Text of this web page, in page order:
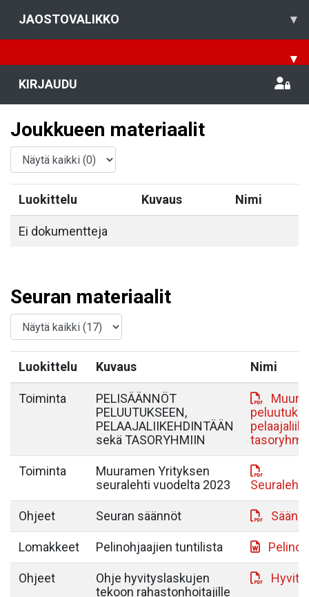
JAOSTOVALIKKO ▾
▾
KIRJAUDU
Joukkueen materiaalit
Luokittelu Kuvaus Nimi
Ei dokumentteja
Seuran materiaalit
Luokittelu Kuvaus Nimi
Toiminta
PELISÄÄNNÖT
PELUUTUKSEEN,
PELAAJALIIKEHDINTÄÄN
sekä TASORYHMIIN
Toiminta
Muuramen Yrityksen
seuralehti vuodelta 2023
Ohjeet Seuran säännöt
Lomakkeet Pelinohjaajien tuntilista
Ohjeet
Ohje hyvityslaskujen
tekoon rahastonhoitajille